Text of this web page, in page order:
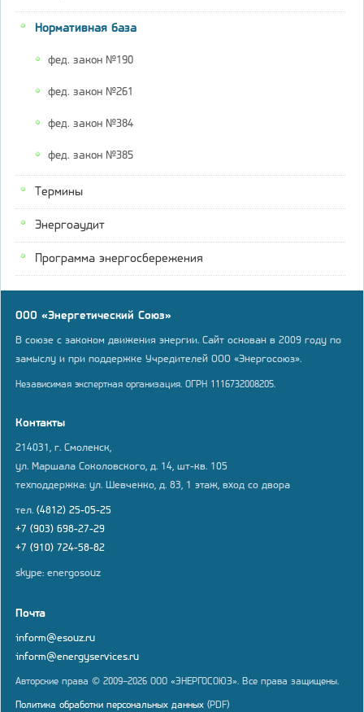
Нормативная база
фед. закон №190
фед. закон №261
фед. закон №384
фед. закон №385
Термины
Энергоаудит
Программа энергосбережения
ООО «Энергетический Союз»
В союзе с законом движения энергии. Сайт основан в 2009 году по
замыслу и при поддержке Учредителей ООО «Энергосоюз».
Независимая экспертная организация. ОГРН 1116732008205.
Контакты
214031, г. Смоленск,
ул. Маршала Соколовского, д. 14, шт-кв. 105
техподдержка: ул. Шевченко, д. 83, 1 этаж, вход со двора
тел. (4812) 25-05-25
+7 (903) 698-27-29
+7 (910) 724-58-82
skype: energosouz
Почта
inform@esouz.ru
inform@energyservices.ru
Авторские права © 2009–2026 ООО «ЭНЕРГОСОЮЗ». Все права защищены.
Политика обработки персональных данных (PDF)